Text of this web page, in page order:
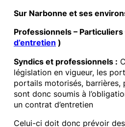
Sur Narbonne et ses
Professionnels – Particuliers
d’entretien )
Syndics et professionnels :
législation en vigueur, les
portails motorisés,
sont donc soumis à
un contrat d’entretien
Celui-ci doit donc prévoir